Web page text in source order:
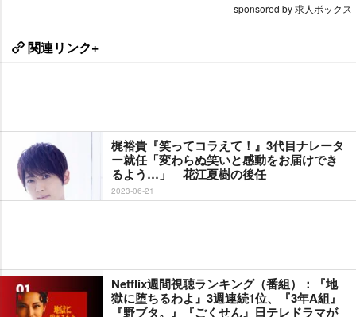
sponsored by 求人ボックス
関連リンク+
梶裕貴『笑ってコラえて！』3代目ナレータ
ー就任「変わらぬ笑いと感動をお届けでき
るよう…」 花江夏樹の後任
2023-06-21
Netflix週間視聴ランキング（番組）：『地
獄に堕ちるわよ』3週連続1位、『3年A組』
『野ブタ。』『ごくせん』日テレドラマが